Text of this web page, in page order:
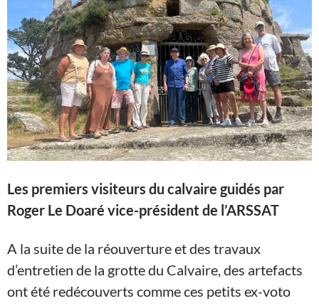
Les premiers visiteurs du calvaire guidés par
Roger Le Doaré vice-président de l’ARSSAT
A la suite de la réouverture et des travaux
d’entretien de la grotte du Calvaire, des artefacts
ont été redécouverts comme ces petits ex-voto